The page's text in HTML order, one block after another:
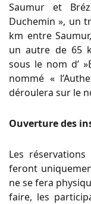
Saumur et
Duchemin », un
km entre
un autre de 65
sous le nom d’
nommé «
déroulera sur le
Ouverture des
Les
feront
ne se fera
faire, les